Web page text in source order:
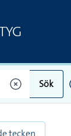
Sök
tecken